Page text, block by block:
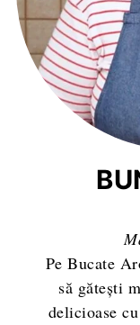
Pe Bucate
să gătești
delicioase